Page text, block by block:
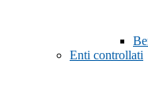
Enti controllati